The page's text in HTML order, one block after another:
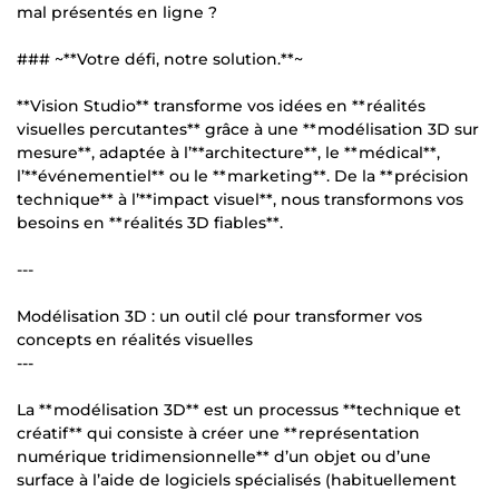
mal présentés en ligne ?
### ~**Votre défi, notre solution.**~
**Vision Studio** transforme vos idées en **réalités
visuelles percutantes** grâce à une **modélisation 3D sur
mesure**, adaptée à l’**architecture**, le **médical**,
l’**événementiel** ou le **marketing**. De la **précision
technique** à l’**impact visuel**, nous transformons vos
besoins en **réalités 3D fiables**.
---
Modélisation 3D : un outil clé pour transformer vos
concepts en réalités visuelles
---
La **modélisation 3D** est un processus **technique et
créatif** qui consiste à créer une **représentation
numérique tridimensionnelle** d’un objet ou d’une
surface à l’aide de logiciels spécialisés (habituellement